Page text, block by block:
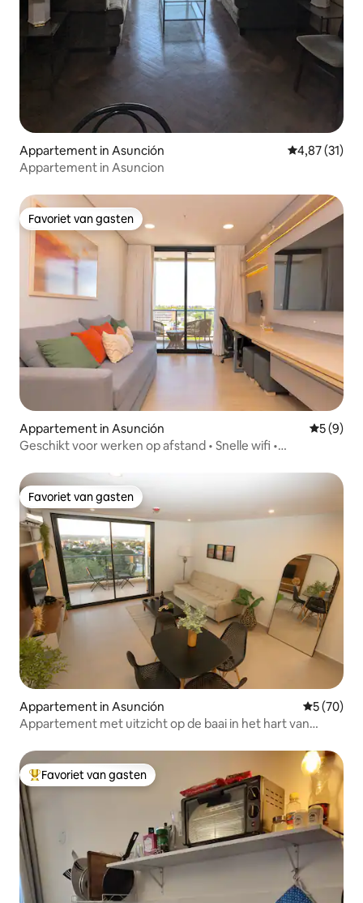
Appartement in Asunción Gemiddelde
4,87 (31)
Appartement in Asuncion
Favoriet van gasten
Favoriet van gasten
Appartement in Asunción
5 (9)
Geschikt voor werken op afstand • Snelle wifi •
Favoriet van gasten
Favoriet van gasten
Appartement in Asunción
5 (70)
Appartement met uitzicht op de baai in het hart van
Topfavoriet van gasten
Favoriet van gasten